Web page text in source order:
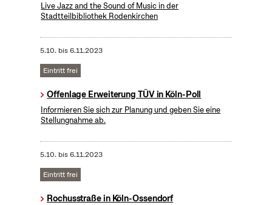
Live Jazz and the Sound of Music in der
Stadtteilbibliothek Rodenkirchen
5.10. bis6.11.2023
Eintritt frei
Offenlage Erweiterung TÜV in Köln-Poll
Informieren Sie sich zur Planung und geben Sie eine
Stellungnahme ab.
5.10. bis6.11.2023
Eintritt frei
Rochusstraße in Köln-Ossendorf